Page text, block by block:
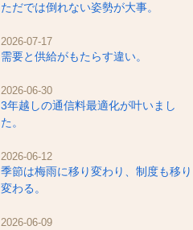
ただでは倒れない姿勢が大事。
2026-07-17
需要と供給がもたらす違い。
2026-06-30
3年越しの通信料最適化が叶いまし
た。
2026-06-12
季節は梅雨に移り変わり、制度も移り
変わる。
2026-06-09